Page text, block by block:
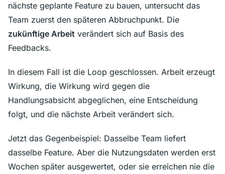
nächste geplante Feature zu bauen, untersucht das
Team zuerst den späteren Abbruchpunkt. Die
zukünftige Arbeit verändert sich auf Basis des
Feedbacks.
In diesem Fall ist die Loop geschlossen. Arbeit erzeugt
Wirkung, die Wirkung wird gegen die
Handlungsabsicht abgeglichen, eine Entscheidung
folgt, und die nächste Arbeit verändert sich.
Jetzt das Gegenbeispiel: Dasselbe Team liefert
dasselbe Feature. Aber die Nutzungsdaten werden erst
Wochen später ausgewertet, oder sie erreichen nie die